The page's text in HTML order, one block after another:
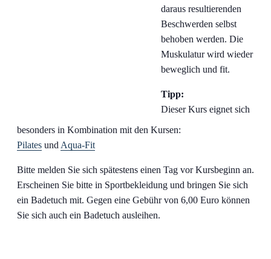
daraus resultierenden
Beschwerden selbst
behoben werden. Die
Muskulatur wird wieder
beweglich und fit.
Tipp:
Dieser Kurs eignet sich
besonders in Kombination mit den Kursen:
Pilates und Aqua-Fit
Bitte melden Sie sich spätestens einen Tag vor Kursbeginn an.
Erscheinen Sie bitte in Sportbekleidung und bringen Sie sich
ein Badetuch mit. Gegen eine Gebühr von 6,00 Euro können
Sie sich auch ein Badetuch ausleihen.